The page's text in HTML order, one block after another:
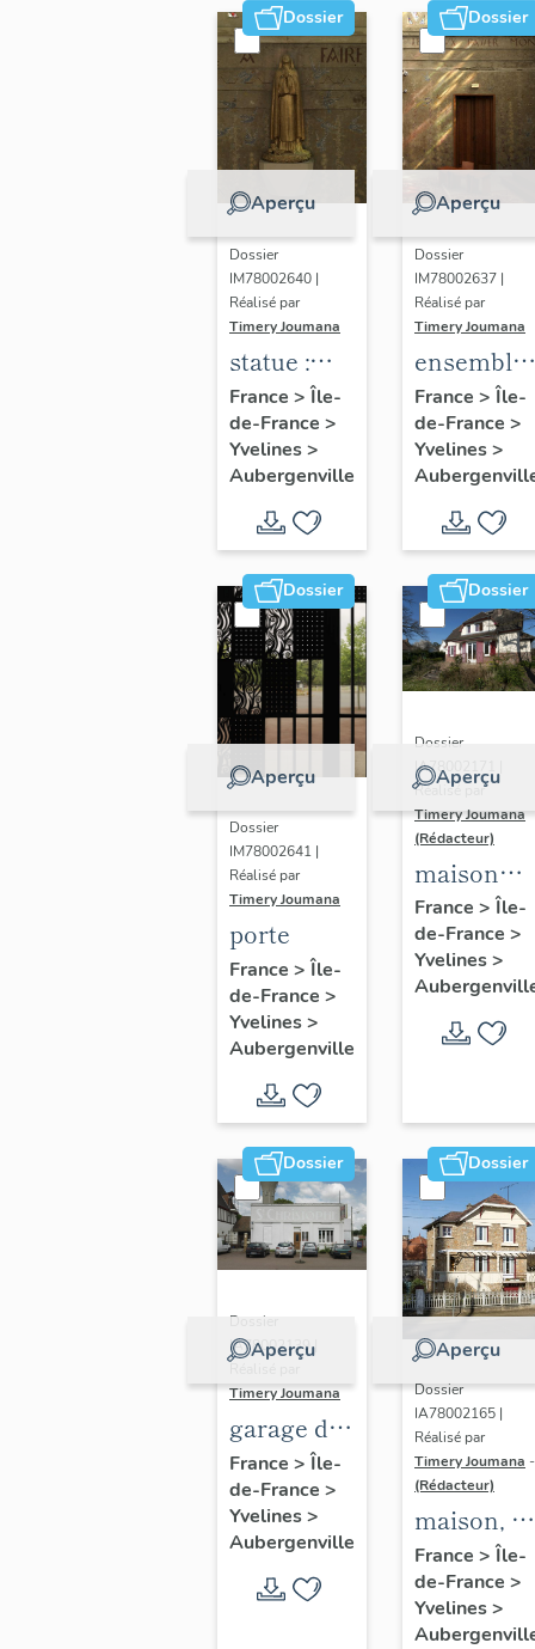
Dossier
Aperçu
Dossier
IM78002640 |
Réalisé par
Timery Joumana
statue :
Sainte-
Thérèse
de l'Enfant
Jésus
France > Île-
de-France >
Yvelines>
Aubergenville
Dossier
Aperçu
Dossier
IM78002637 |
Réalisé par
Timery Joumana
ensemble
de
peintures
France > Île-
de-France >
Yvelines>
Dossier
Aperçu
Dossier
IM78002641 |
Réalisé par
Timery Joumana
porte
France > Île-
de-France >
Yvelines>
Aubergenville
Dossier
Aperçu
Dossier
IA78002171 |
Réalisé par
Timery Joumana
(Rédacteur)
maison
dite "villa
le Bois
fleuri", 27
avenue
d'Ypres
France > Île-
de-France >
Yvelines>
Dossier
Aperçu
Dossier
IA78002139 |
Timery Joumana
garage de
réparation
automobile
Saint-
Christophe
France > Île-
de-France >
Yvelines>
Aubergenville
Dossier
Aperçu
Dossier
IA78002165 |
Réalisé par
Timery Joumana -
(Rédacteur)
maison, 1
avenue
Albert 1er
France > Île-
de-France >
Yvelines>